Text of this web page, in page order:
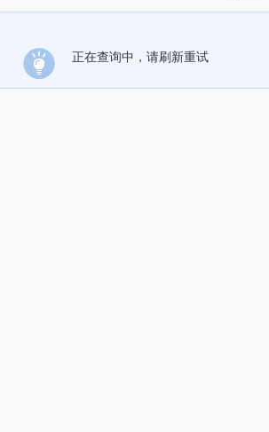
正在查询中，请刷新重试